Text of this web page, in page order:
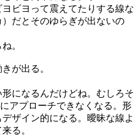
ビヨって震えてたりする線な
だとそのゆらぎが出ないの
。
が出る。
になるんだけどね。むしろそ
アプローチできなくなる。形
ザイン的になる。曖昧な線よ
る。